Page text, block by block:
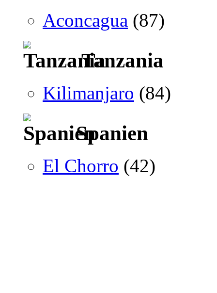
Aconcagua (87)
Tanzania
Kilimanjaro (84)
Spanien
El Chorro (42)